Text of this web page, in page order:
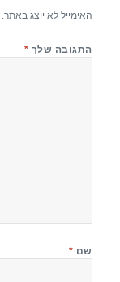
האימייל לא יוצג באתר.
התגובה שלך *
שם *